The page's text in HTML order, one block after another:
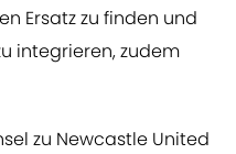
Ersatz zu finden und
integrieren, zudem
zu Newcastle United